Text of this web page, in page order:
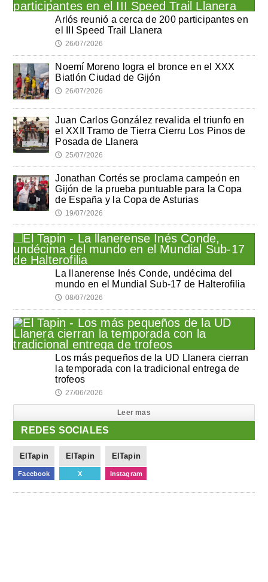
Arlós reunió a cerca de 200 participantes en
el III Speed Trail Llanera
🕔 26/07/2026
Noemí Moreno logra el bronce en el XXX
Biatlón Ciudad de Gijón
🕔 26/07/2026
Juan Carlos González revalida el triunfo en
el XXII Tramo de Tierra Cierru Los Pinos de
Posada de Llanera
🕔 25/07/2026
Jonathan Cortés se proclama campeón en
Gijón de la prueba puntuable para la Copa
de España y la Copa de Asturias
🕔 19/07/2026
La llanerense Inés Conde, undécima del
mundo en el Mundial Sub-17 de Halterofilia
🕔 08/07/2026
Los más pequeños de la UD Llanera cierran
la temporada con la tradicional entrega de
trofeos
🕔 27/06/2026
Leer mas
REDES SOCIALES
ElTapin
Facebook
ElTapin
X
ElTapin
Instagram